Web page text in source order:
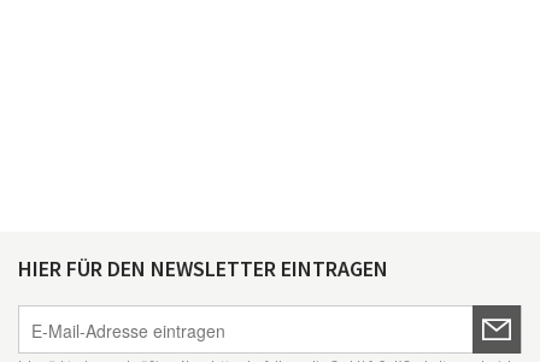
HIER FÜR DEN NEWSLETTER EINTRAGEN